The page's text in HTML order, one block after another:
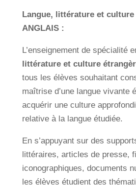
Langue, littérature et culture
ANGLAIS :
L’enseignement de spécialité
littérature et culture
tous les élèves souhaitant
maîtrise d’une langue vivante
acquérir une culture
relative à la langue étudiée.
En s’appuyant sur des
littéraires, articles de presse,
iconographiques, documents
les élèves étudient des